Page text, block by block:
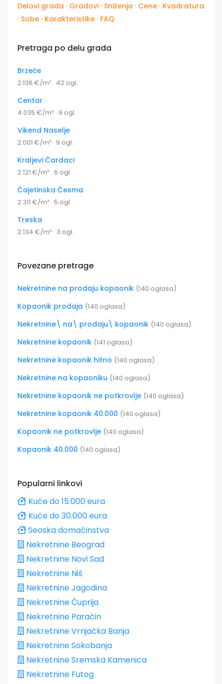
Delovi grada · Gradovi · Sniženja · Cene · Kvadratura
· Sobe · Karakteristike · FAQ
Pretraga po delu grada
Brzeće
2.136 €/m² · 42 ogl.
Centar
4.035 €/m² · 9 ogl.
Vikend Naselje
2.001 €/m² · 9 ogl.
Kraljevi Čardaci
2.121 €/m² · 6 ogl.
Čajetinska Česma
2.311 €/m² · 5 ogl.
Treska
2.134 €/m² · 3 ogl.
Povezane pretrage
Nekretnine na prodaju kopaonik (140 oglasa)
Kopaonik prodaja (140 oglasa)
Nekretnine\ na\ prodaju\ kopaonik (140 oglasa)
Nekretnine kopaonik (141 oglasa)
Nekretnine kopaonik hitno (140 oglasa)
Nekretnine na kopaoniku (140 oglasa)
Nekretnine kopaonik ne potkrovlje (140 oglasa)
Nekretnine kopaonik 40.000 (140 oglasa)
Kopaonik ne potkrovlje (140 oglasa)
Kopaonik 40.000 (140 oglasa)
Popularni linkovi
Kuće do 15.000 eura
Kuće do 30.000 eura
Seoska domaćinstva
Nekretnine Beograd
Nekretnine Novi Sad
Nekretnine Niš
Nekretnine Jagodina
Nekretnine Ćuprija
Nekretnine Paraćin
Nekretnine Vrnjačka Banja
Nekretnine Sokobanja
Nekretnine Sremska Kamenica
Nekretnine Futog